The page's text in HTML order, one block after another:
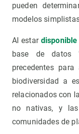
pueden
modelos
Al estardisponible
base de datos
precedentes
biodiversidad a
relacionados con
no nativas, y
comunidades de